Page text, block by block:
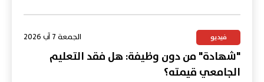
فيديو الجمعة 7 آب 2026
"شهادة" من دون وظيفة: هل فقد التعليم
الجامعي قيمته؟